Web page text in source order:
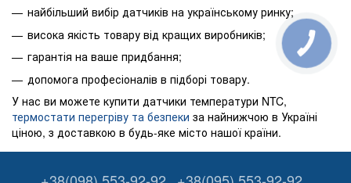
найбільший вибір датчиків на українському ринку;
висока якість товару від кращих виробників;
гарантія на ваше придбання;
допомога професіоналів в підборі товару.
У нас ви можете купити датчики температури NTC,
термостати перегріву та безпеки за найнижчою в Україні
ціною, з доставкою в будь-яке місто нашої країни.